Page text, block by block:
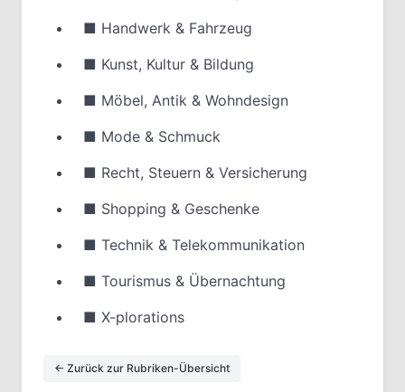
■ Handwerk & Fahrzeug
■ Kunst, Kultur & Bildung
■ Möbel, Antik & Wohndesign
■ Mode & Schmuck
■ Recht, Steuern & Versicherung
■ Shopping & Geschenke
■ Technik & Telekommunikation
■ Tourismus & Übernachtung
■ X-plorations
← Zurück zur Rubriken-Übersicht